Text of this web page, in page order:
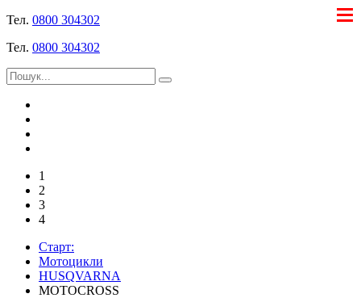
Тел. 0800 304302
Тел. 0800 304302
1
2
3
4
Старт:
Мотоцикли
HUSQVARNA
MOTOCROSS